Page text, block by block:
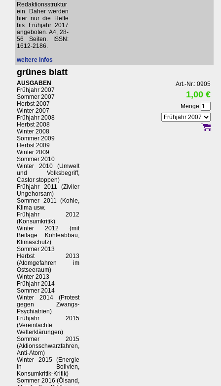
Redaktionsstruktur
ein. Daher werden
hier nur die Hefte
bis Frühjahr 2017
angeboten. A4, 28-
56 Seiten. ISSN:
1612-2186.
weitere Infos
grünes blatt
AUSGABEN
Frühjahr 2007
Sommer 2007
Herbst 2007
Winter 2007
Frühjahr 2008
Herbst 2008
Winter 2008
Sommer 2009
Herbst 2009
Winter 2009
Sommer 2010
Winter 2010 (Umwelt
und Volksbegriff,
Castor stoppen)
Frühjahr 2011 (Ziviler
Ungehorsam)
Sommer 2011 (Kohle,
Klima usw.
Frühjahr 2012
(Konsumkritik)
Winter 2012 (mit
Beilage Kohleabbau,
Klimaschutz)
Sommer 2013
Herbst 2013
(Atomgefahren im
Ostseeraum)
Winter 2013
Frühjahr 2014
Sommer 2014
Winter 2014 (Protest
gegen Zwangs-
Psychiatrien)
Frühjahr 2015
(Vereinfachte
Welterklärungen)
Sommer 2015
(Aktionsschwarzfahren,
Anti-Atom)
Winter 2015 (Energie
in Bolivien,
Konsumkritik-Kritik)
Sommer 2016 (Ölsand,
Art.-Nr.: 0905
1,00 €
Menge